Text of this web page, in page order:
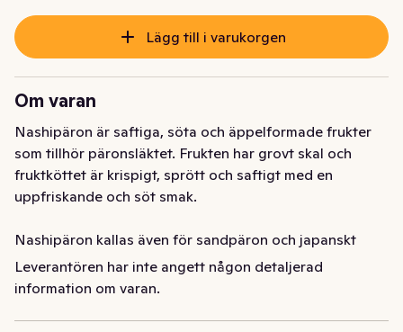
Lägg till i varukorgen
Om varan
Nashipäron är saftiga, söta och äppelformade frukter
som tillhör päronsläktet. Frukten har grovt skal och
fruktköttet är krispigt, sprött och saftigt med en
uppfriskande och söt smak.
Nashipäron kallas även för sandpäron och japanskt
päron och den fasta konsistensen gör att päronet
passar bra till både sallader, desserter eller att äta det
Leverantören har inte angett någon detaljerad
information om varan.